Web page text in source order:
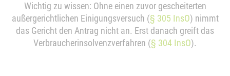
Wichtig zu wissen: Ohne einen zuvor gescheiterten
außergerichtlichen Einigungsversuch (§ 305 InsO) nimmt
das Gericht den Antrag nicht an. Erst danach greift das
Verbraucherinsolvenzverfahren (§ 304 InsO).